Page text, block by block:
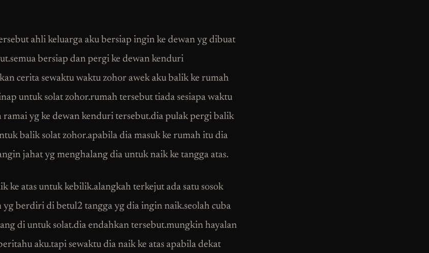
ahli keluarga aku bersiap ingin ke dewan yg dibuat
bersiap dan pergi ke dewan kenduri
cerita sewaktu waktu zohor awek aku balik ke rumah
untuk solat zohor.rumah tersebut tiada sesiapa waktu
ramai yg ke dewan kenduri tersebut.dia pulak pergi balik
balik solat zohor.apabila dia masuk ke rumah itu dia
jahat yg menghalang dia untuk naik ke tangga atas.
ke atas untuk kebilik.alangkah terkejut ada satu sosok
yg berdiri di betul2 tangga yg dia ingin naik.seolah cuba
di untuk solat.dia endahkan tersebut.mungkin hayalan
aku.tapi sewaktu dia naik ke atas apabila dekat